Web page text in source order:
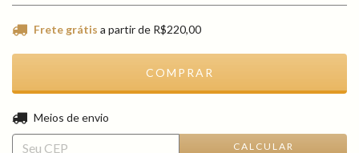
Frete grátis a partir de R$220,00
Entregas para o CEP:
Meios de envio
CALCULAR